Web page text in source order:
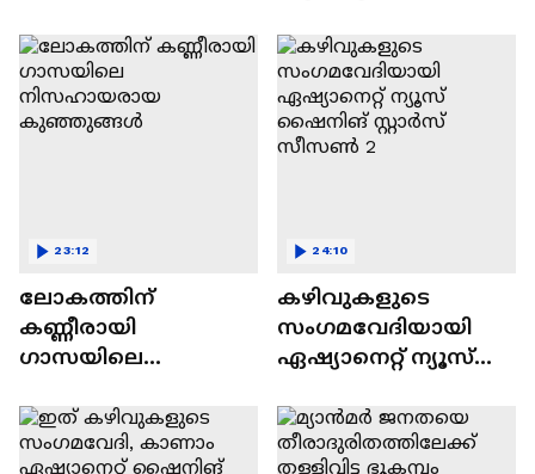
ലോകത്തിന്
കണ്ണീരായി
ഗാസയിലെ
കുഞ്ഞുങ്ങൾ
23:12
കഴിവുകളുടെ
സംഗമവേദിയായി
ഏഷ്യാനെറ്റ് ന്യൂസ്
സീസൺ 2
24:10